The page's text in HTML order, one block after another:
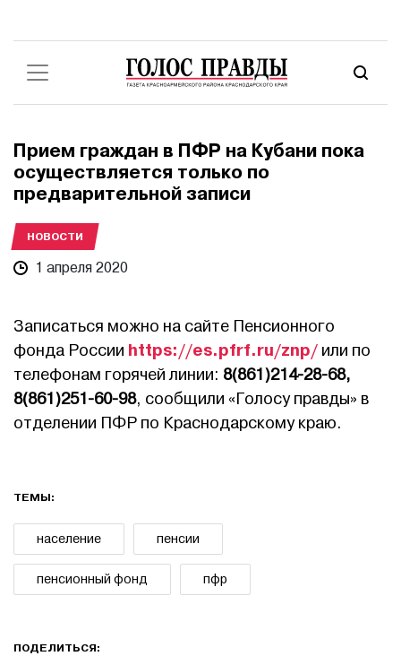
Прием граждан в ПФР на Кубани пока
осуществляется только по
предварительной записи
НОВОСТИ
1 апреля 2020
Записаться можно на сайте Пенсионного
фонда России https://es.pfrf.ru/znp/ или по
телефонам горячей линии: 8(861)214-28-68,
8(861)251-60-98, сообщили «Голосу правды» в
отделении ПФР по Краснодарскому краю.
ТЕМЫ:
население пенсии
пенсионный фонд пфр
ПОДЕЛИТЬСЯ: